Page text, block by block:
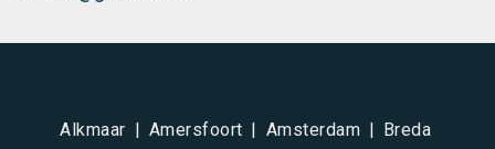
Alkmaar Amersfoort Amsterdam
Breda